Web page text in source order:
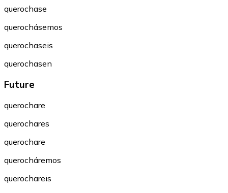
querochase
querochásemos
querochaseis
querochasen
Future
querochare
querochares
querochare
querocháremos
querochareis